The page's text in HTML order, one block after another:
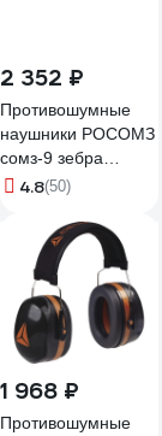
2 352 ₽
Противошумные
наушники РОСОМЗ
сомз-9 зебра
premium 29 дб
4.8(50)
1 968 ₽
Противошумные